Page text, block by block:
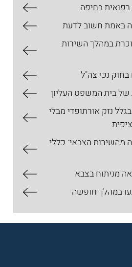
רפואית בחיפה
באמת חשוב לדעת
במהלך השירות
בחוק נכי צה"ל
של בית המשפט העליון
נזק אורתופדי מבלי
מהשירות הצבאי: כללי
מניתוח בצבא
במהלך חופשה